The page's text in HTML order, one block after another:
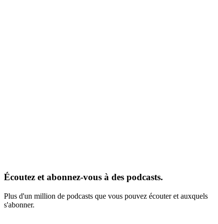
Écoutez et abonnez-vous à des podcasts.
Plus d'un million de podcasts que vous pouvez écouter et auxquels
s'abonner.